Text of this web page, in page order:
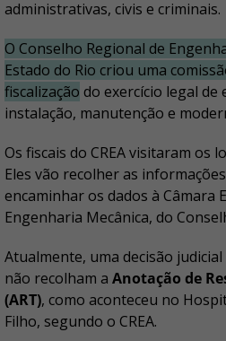
administrativas, civis e criminais.
O Conselho Regional de
Estado do Rio criou uma
fiscalização do exercício legal de
instalação, manutenção e
Os fiscais do CREA visitaram os
Eles vão recolher as
encaminhar os dados à Câmara
Engenharia Mecânica, do
Atualmente, uma decisão
não recolham a Anotação de
(ART), como aconteceu no
Filho, segundo o CREA.